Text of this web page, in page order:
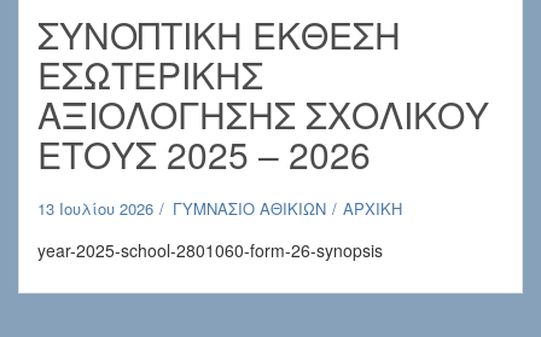
ΣΥΝΟΠΤΙΚΗ ΕΚΘΕΣΗ
ΕΣΩΤΕΡΙΚΗΣ
ΑΞΙΟΛΟΓΗΣΗΣ ΣΧΟΛΙΚΟΥ
ΕΤΟΥΣ 2025 – 2026
13 Ιουλίου 2026 ΓΥΜΝΑΣΙΟ ΑΘΙΚΙΩΝ ΑΡΧΙΚΗ
year-2025-school-2801060-form-26-synopsis